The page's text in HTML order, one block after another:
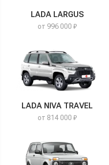
LADA LARGUS
от 996 000 ₽
LADA NIVA TRAVEL
от 814 000 ₽